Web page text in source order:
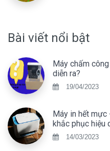
Bài viết nổi bật
Máy chấm
diễn ra?
19/04/2023
Máy in hết mực
khắc phục hiệu
14/03/2023